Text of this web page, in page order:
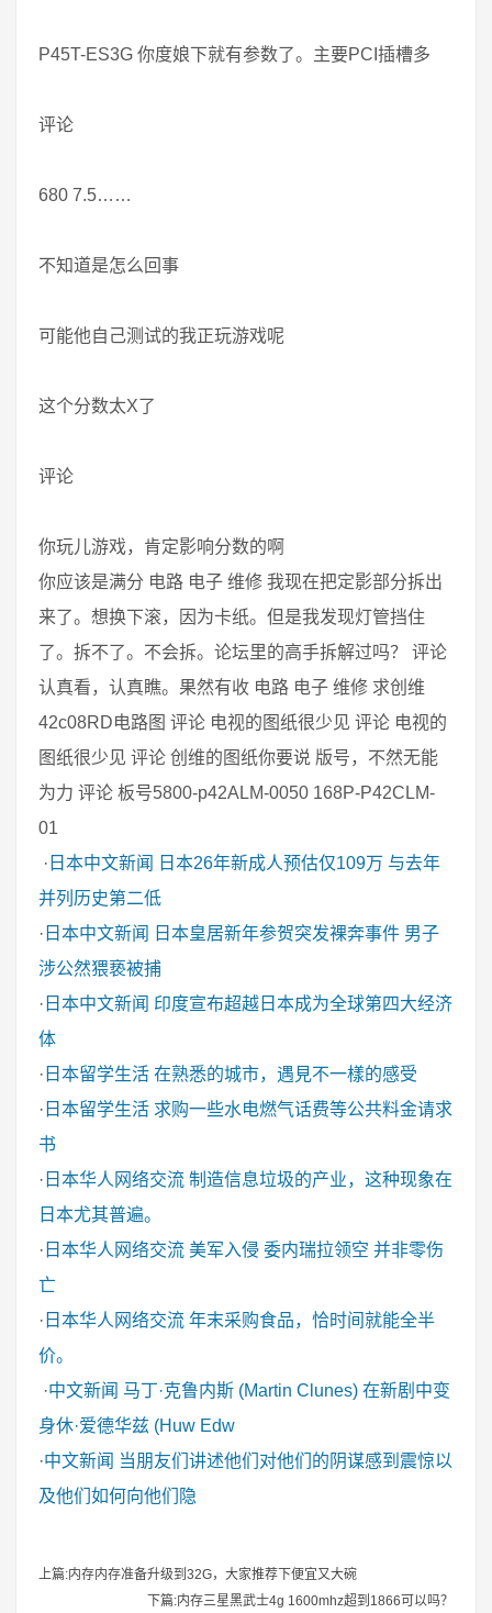
P45T-ES3G 你度娘下就有参数了。主要PCI插槽多
评论
680 7.5……
不知道是怎么回事
可能他自己测试的我正玩游戏呢
这个分数太X了
评论
你玩儿游戏，肯定影响分数的啊
你应该是满分 电路 电子 维修 我现在把定影部分拆出
来了。想换下滚，因为卡纸。但是我发现灯管挡住
了。拆不了。不会拆。论坛里的高手拆解过吗？ 评论
认真看，认真瞧。果然有收 电路 电子 维修 求创维
42c08RD电路图 评论 电视的图纸很少见 评论 电视的
图纸很少见 评论 创维的图纸你要说 版号，不然无能
为力 评论 板号5800-p42ALM-0050 168P-P42CLM-
01
· 日本中文新闻
日本26年新成人预估仅109万 与去年
并列历史第二低
· 日本中文新闻
日本皇居新年参贺突发裸奔事件 男子
涉公然猥亵被捕
· 日本中文新闻 印度宣布超越日本成为全球第四大经济
体
· 日本留学生活 在熟悉的城市，遇見不一樣的感受
· 日本留学生活 求购一些水电燃气话费等公共料金请求
书
· 日本华人网络交流 制造信息垃圾的产业，这种现象在
日本尤其普遍。
· 日本华人网络交流 美军入侵 委内瑞拉领空 并非零伤
亡
· 日本华人网络交流 年末采购食品，恰时间就能全半
价。
·中文新闻 马丁·克鲁内斯 (Martin Clunes) 在新剧中变
身休·爱德华兹 (Huw Edw
·中文新闻 当朋友们讲述他们对他们的阴谋感到震惊以
及他们如何向他们隐
上篇:内存内存准备升级到32G，大家推荐下便宜又大碗
下篇:内存三星黑武士4g 1600mhz超到1866可以吗？